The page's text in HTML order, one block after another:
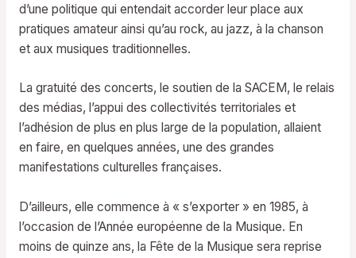
d’une politique qui entendait accorder leur place aux
pratiques amateur ainsi qu’au rock, au jazz, à la chanson
et aux musiques traditionnelles.
La gratuité des concerts, le soutien de la SACEM, le relais
des médias, l’appui des collectivités territoriales et
l’adhésion de plus en plus large de la population, allaient
en faire, en quelques années, une des grandes
manifestations culturelles françaises.
D’ailleurs, elle commence à « s’exporter » en 1985, à
l’occasion de l’Année européenne de la Musique. En
moins de quinze ans, la Fête de la Musique sera reprise